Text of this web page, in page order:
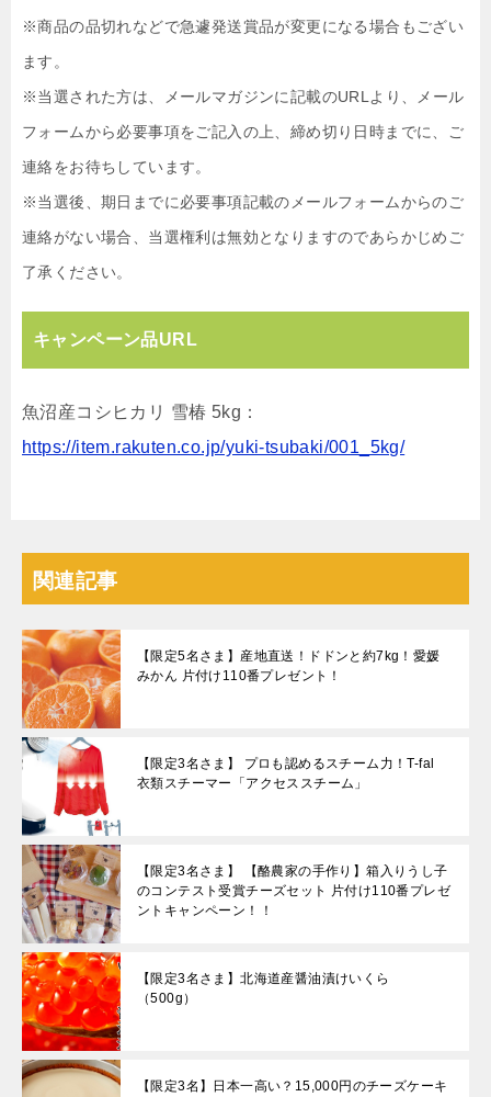
※商品の品切れなどで急遽発送賞品が変更になる場合もござい
ます。
※当選された方は、メールマガジンに記載のURLより、メール
フォームから必要事項をご記入の上、締め切り日時までに、ご
連絡をお待ちしています。
※当選後、期日までに必要事項記載のメールフォームからのご
連絡がない場合、当選権利は無効となりますのであらかじめご
了承ください。
キャンペーン品URL
魚沼産コシヒカリ 雪椿 5kg：
https://item.rakuten.co.jp/yuki-tsubaki/001_5kg/
関連記事
【限定5名さま】産地直送！ドドンと約7kg！愛媛
みかん 片付け110番プレゼント！
【限定3名さま】 プロも認めるスチーム力！T-fal
衣類スチーマー「アクセススチーム」
【限定3名さま】 【酪農家の手作り】箱入りうし子
のコンテスト受賞チーズセット 片付け110番プレゼ
ントキャンペーン！！
【限定3名さま】北海道産醤油漬けいくら
（500g）
【限定3名】日本一高い？15,000円のチーズケーキ